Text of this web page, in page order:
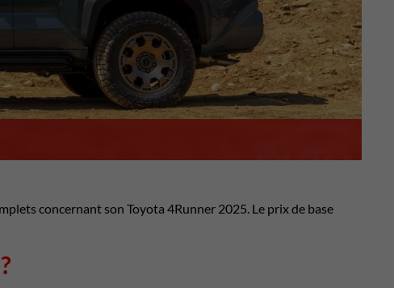
concernant son Toyota 4Runner 2025. Le prix de base